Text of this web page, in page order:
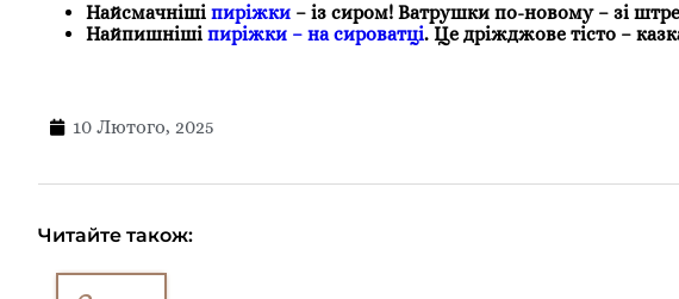
Найсмачніші пиріжки – із сиром! Ватрушки по-новому – зі
Найпишніші пиріжки – на сироватці. Це дріжджове тісто –
10 Лютого, 2025
Читайте також: